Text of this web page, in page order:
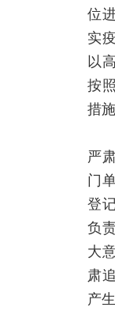
位
实
以
按
措
严
门
登
负
大
肃
产